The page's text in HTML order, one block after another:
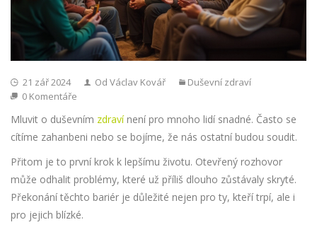
21 zář 2024 Od Václav Kovář
Duševní zdraví
0 Komentáře
Mluvit o duševním zdravínení pro mnoho lidí snadné. Často se
cítíme zahanbeni nebo se bojíme, že nás ostatní budou soudit.
Přitom je to první krok k lepšímu životu. Otevřený rozhovor
může odhalit problémy, které už příliš dlouho zůstávaly skryté.
Překonání těchto bariér je důležité nejen pro ty, kteří trpí, ale i
pro jejich blízké.